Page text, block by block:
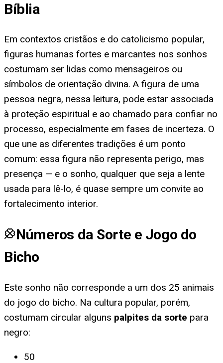
Bíblia
Em contextos cristãos e do catolicismo popular,
figuras humanas fortes e marcantes nos sonhos
costumam ser lidas como mensageiros ou
símbolos de orientação divina. A figura de uma
pessoa negra, nessa leitura, pode estar associada
à proteção espiritual e ao chamado para confiar no
processo, especialmente em fases de incerteza. O
que une as diferentes tradições é um ponto
comum: essa figura não representa perigo, mas
presença — e o sonho, qualquer que seja a lente
usada para lê-lo, é quase sempre um convite ao
fortalecimento interior.
Números da Sorte e Jogo do
Bicho
Este sonho não corresponde a um dos 25 animais
do jogo do bicho. Na cultura popular, porém,
costumam circular alguns palpites da sorte para
negro:
50